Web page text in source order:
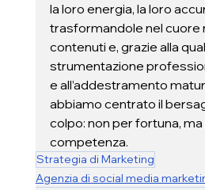
la loro energia, la loro
trasformandole nel cuore
contenuti e, grazie alla
strumentazione
e all’addestramento
abbiamo centrato il
colpo: non per fortuna,
competenza.
Strategia di Marketing
Agenzia di social media